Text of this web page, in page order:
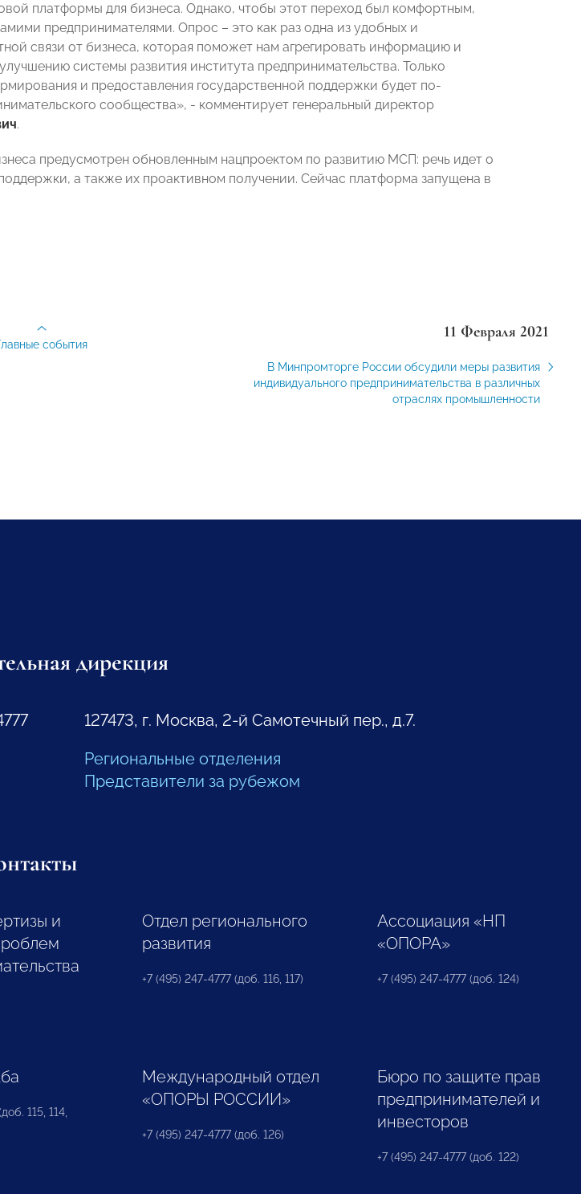
платформы для бизнеса. Однако, чтобы этот переход был комфортным,
предпринимателями. Опрос – это как раз одна из удобных и
связи от бизнеса, которая поможет нам агрегировать информацию и
системы развития института предпринимательства. Только
и предоставления государственной поддержки будет по-
сообщества», - комментирует генеральный директор
.
предусмотрен обновленным нацпроектом по развитию МСП: речь идет о
а также их проактивном получении. Сейчас платформа запущена в
11 Февраля 2021
В Минпромторге России обсудили меры развития
индивидуального предпринимательства в различных
отраслях промышленности
события
дирекция
127473, г. Москва, 2-й Самотечный пер., д.7.
Региональные отделения
Представители за рубежом
и
Отдел регионального
развития
+7 (495) 247-4777 (доб. 116, 117)
Ассоциация «НП
«ОПОРА»
+7 (495) 247-4777 (доб. 124)
115, 114,
Международный отдел
«ОПОРЫ РОССИИ»
+7 (495) 247-4777 (доб. 126)
Бюро по защите прав
предпринимателей и
инвесторов
+7 (495) 247-4777 (доб. 122)